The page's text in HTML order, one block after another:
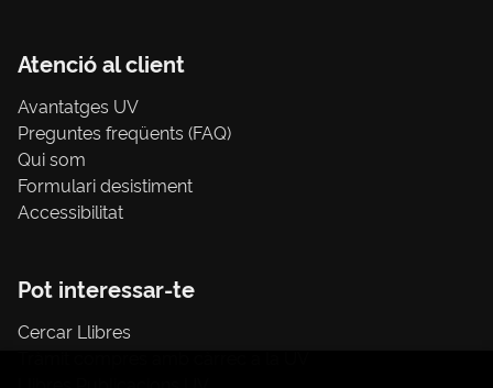
Atenció al client
Avantatges UV
Preguntes freqüents (FAQ)
Qui som
Formulari desistiment
Accessibilitat
Pot interessar-te
Cercar Llibres